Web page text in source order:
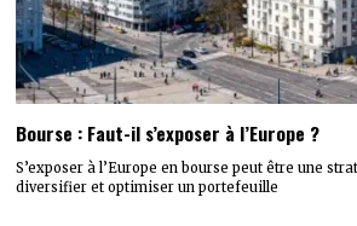
Bourse : Faut-il s’exposer à l’Europe ?
S’exposer à l’Europe en bourse peut être une
diversifier et optimiser un portefeuille